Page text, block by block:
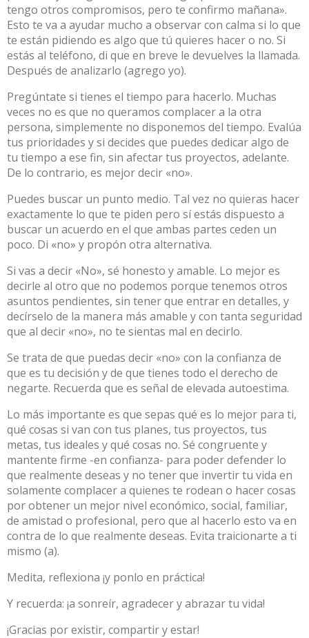
tengo otros compromisos, pero te confirmo mañana».
Esto te va a ayudar mucho a observar con calma si lo que
te están pidiendo es algo que tú quieres hacer o no. Si
estás al teléfono, di que en breve le devuelves la llamada.
Después de analizarlo (agrego yo).
Pregúntate si tienes el tiempo para hacerlo. Muchas
veces no es que no queramos complacer a la otra
persona, simplemente no disponemos del tiempo. Evalúa
tus prioridades y si decides que puedes dedicar algo de
tu tiempo a ese fin, sin afectar tus proyectos, adelante.
De lo contrario, es mejor decir «no».
Puedes buscar un punto medio. Tal vez no quieras hacer
exactamente lo que te piden pero sí estás dispuesto a
buscar un acuerdo en el que ambas partes ceden un
poco. Di «no» y propón otra alternativa.
Si vas a decir «No», sé honesto y amable. Lo mejor es
decirle al otro que no podemos porque tenemos otros
asuntos pendientes, sin tener que entrar en detalles, y
decírselo de la manera más amable y con tanta seguridad
que al decir «no», no te sientas mal en decirlo.
Se trata de que puedas decir «no» con la confianza de
que es tu decisión y de que tienes todo el derecho de
negarte. Recuerda que es señal de elevada autoestima.
Lo más importante es que sepas qué es lo mejor para ti,
qué cosas si van con tus planes, tus proyectos, tus
metas, tus ideales y qué cosas no. Sé congruente y
mantente firme -en confianza- para poder defender lo
que realmente deseas y no tener que invertir tu vida en
solamente complacer a quienes te rodean o hacer cosas
por obtener un mejor nivel económico, social, familiar,
de amistad o profesional, pero que al hacerlo esto va en
contra de lo que realmente deseas. Evita traicionarte a ti
mismo (a).
Medita, reflexiona ¡y ponlo en práctica!
Y recuerda: ¡a sonreír, agradecer y abrazar tu vida!
¡Gracias por existir, compartir y estar!